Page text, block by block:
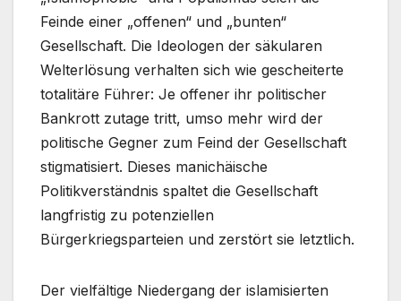
Feinde einer „offenen“ und „bunten“
Gesellschaft. Die Ideologen der säkularen
Welterlösung verhalten sich wie gescheiterte
totalitäre Führer: Je offener ihr politischer
Bankrott zutage tritt, umso mehr wird der
politische Gegner zum Feind der Gesellschaft
stigmatisiert. Dieses manichäische
Politikverständnis spaltet die Gesellschaft
langfristig zu potenziellen
Bürgerkriegsparteien und zerstört sie letztlich.
Der vielfältige Niedergang der islamisierten